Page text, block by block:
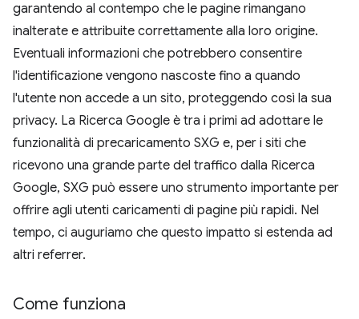
garantendo al contempo che le pagine rimangano
inalterate e attribuite correttamente alla loro origine.
Eventuali informazioni che potrebbero consentire
l'identificazione vengono nascoste fino a quando
l'utente non accede a un sito, proteggendo così la sua
privacy. La Ricerca Google è tra i primi ad adottare le
funzionalità di precaricamento SXG e, per i siti che
ricevono una grande parte del traffico dalla Ricerca
Google, SXG può essere uno strumento importante per
offrire agli utenti caricamenti di pagine più rapidi. Nel
tempo, ci auguriamo che questo impatto si estenda ad
altri referrer.
Come funziona